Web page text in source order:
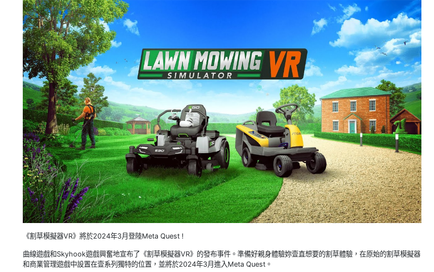
《割草模擬器VR》將於2024年3月登陸Meta Quest !
曲線遊戲和Skyhook遊戲興奮地宣布了《割草模擬器VR》的發布事件。準備好親身體驗妳壹直想要的割草體驗，在原始的割草模擬器
和商業管理遊戲中設置在壹系列獨特的位置，並將於2024年3月進入Meta Quest。